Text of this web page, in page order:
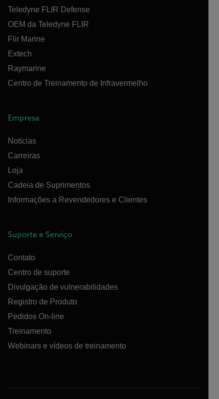
Teledyne FLIR Defense
OEM da Teledyne FLIR
Flir Marine
Extech
Raymarine
Centro de Treinamento de Infravermelho
Empresa
Notícias
Carreiras
Loja
Cadeia de Suprimentos
Informações a Revendedores e Clientes
Suporte e Serviço
Contato
Centro de suporte
Divulgação de vulnerabilidades
Registro de Produto
Pedidos On-line
Treinamento
Webinars e vídeos de treinamento